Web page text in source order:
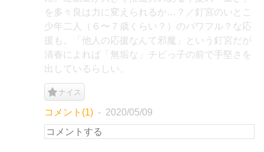
を多々良は力に変えられるか…？／釘宮のいとこ
少年二人（６〜７歳くらい？）のパワフル？な応
援も。「他人の応援なんて邪魔」という釘宮だが
清春によれば「無垢な」チビっ子の前で手堅さを
出しているらしい。
ナイス
コメント(1) 2020/05/09